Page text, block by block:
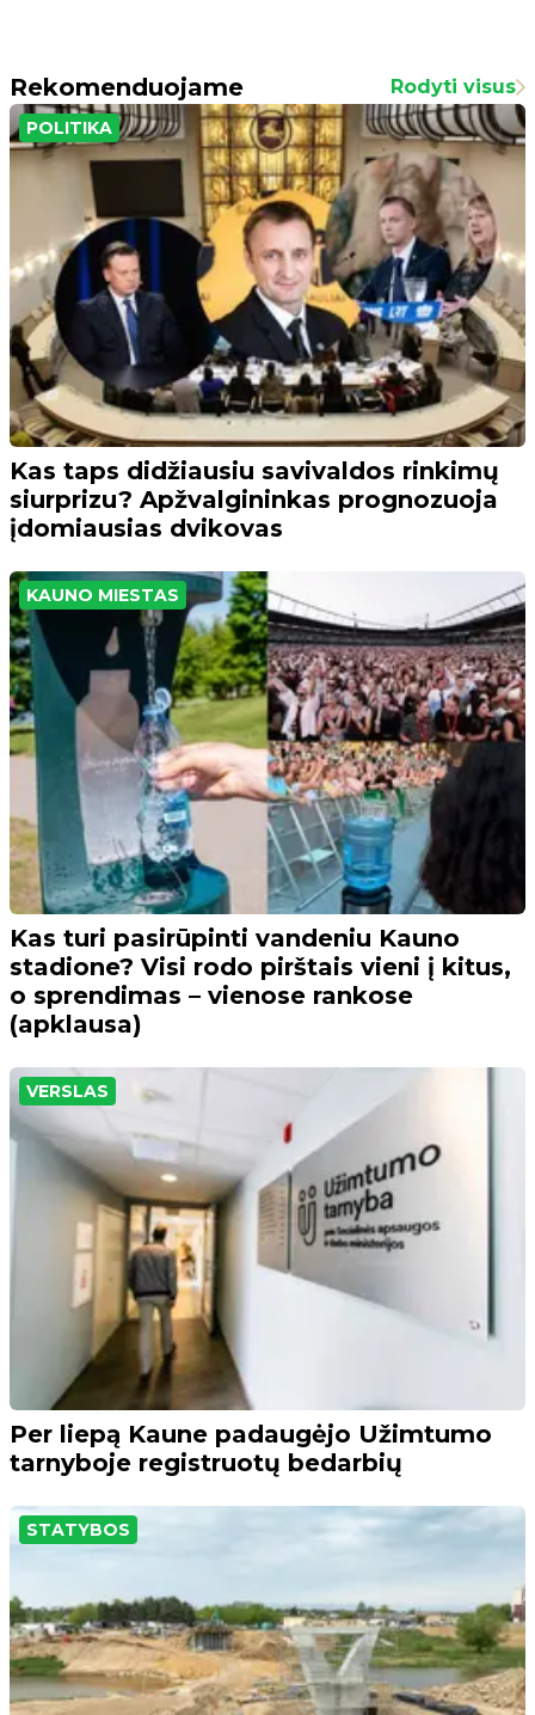
Rekomenduojame Rodyti visus
POLITIKA
Kas taps didžiausiu savivaldos rinkimų
siurprizu? Apžvalgininkas prognozuoja
įdomiausias dvikovas
KAUNO MIESTAS
Kas turi pasirūpinti vandeniu Kauno
stadione? Visi rodo pirštais vieni į kitus,
o sprendimas – vienose rankose
(apklausa)
VERSLAS
Per liepą Kaune padaugėjo Užimtumo
tarnyboje registruotų bedarbių
STATYBOS